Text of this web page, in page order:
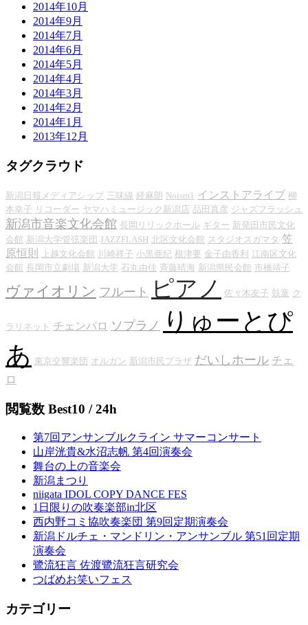
2014年10月
2014年9月
2014年7月
2014年6月
2014年5月
2014年4月
2014年3月
2014年2月
2014年1月
2013年12月
タグクラウド
新潟日報メディアシップ 三味線 経麻朗 Noism1 インストアライブ 柳
本幸子 リコーダー ヤマハミュージック新潟店 品田真彦 ジャズフラッシュ
新潟市音楽文化会館 長岡リリックホール ギター 新発田市民文化
会館 新潟大学管弦楽団 JAZZFLASH 北区文化会館 スタジオスガマタ 笠
原恒則
上越文化会館 川崎祥子 小黒亜紀 根津要 金子由香利 江南区文化
会館 長岡市立劇場 新潟大学 石丸由佳 斉藤晴海 新潟県民会館 市橋靖子
ヴァイオリン フルート ピアノ 佐々木友子 鼓童 ク
ラリネット チェンバロ ソプラノ
りゅーとぴ
あ 東京交響楽団 オルガン 新潟市民プラザ だいしホール チェ
ロ
閲覧数 Best10 / 24h
第7回アンサンブルクライン サマーコンサート
山岸洸貴&水沼志帆 第4回演奏会
舞台の上の音楽会
新潟まつり
niigata IDOL COPY DANCE FES
1日限りの吹奏楽部in北区
西内野コミ協吹奏楽団 第9回定期演奏会
新潟ドルチェ・マンドリン・アンサンブル 第51回定期
演奏会
鷺流狂言 佐渡鷺流狂言研究会
つばめお笑いフェス
カテゴリー